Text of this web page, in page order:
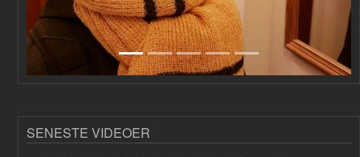
SENESTE VIDEOER